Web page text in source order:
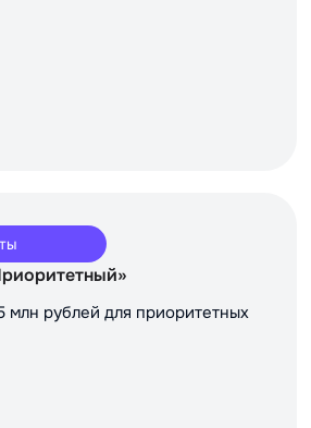
рублей для приоритетных